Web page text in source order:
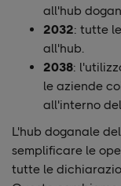
all'hub
2032: tutte
all'hub.
2038:
le aziende
all'interno
L'hub doganale
semplificare le
tutte le